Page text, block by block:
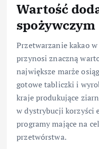
Wartość
spożywczym
Przetwarzanie kakao
przynosi znaczną
największe marże
gotowe tabliczki i
kraje produkujące
w dystrybucji korzyści
programy mające na
przetwórstwa.